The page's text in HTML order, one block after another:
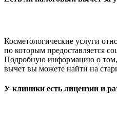
Косметологические услуги
по которым предоставляется
Подробную информацию о том,
вычет вы можете найти на
У клиники есть лицензии и